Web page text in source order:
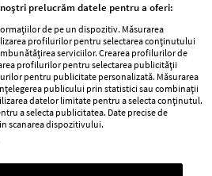
femei
Viva
Avantaje
Retete practice
ONJN nr. 821/25.09.2025.
sunt interzise minorilor.
prelucrăm datele pentru a oferi:
de pe un dispozitiv. Măsurarea
profilurilor pentru selectarea conținutului
serviciilor. Crearea profilurilor de
profilurilor pentru selectarea publicității
pentru publicitate personalizată. Măsurarea
publicului prin statistici sau combinații
datelor limitate pentru a selecta conținutul.
a selecta publicitatea. Date precise de
scanarea dispozitivului.